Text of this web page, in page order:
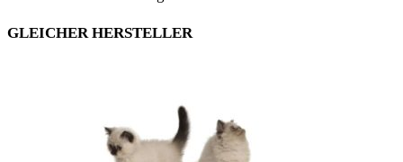
GLEICHER HERSTELLER